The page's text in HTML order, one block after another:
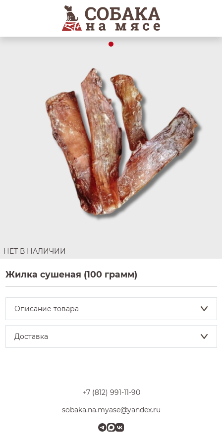
НЕТ В НАЛИЧИИ
Жилка сушеная (100 грамм)
Описание товара
Доставка
+7 (812) 991-11-90
sobaka.na.myase@yandex.ru
Телеграм
MAX
VK